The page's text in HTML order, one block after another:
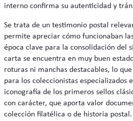
interno confirma su autenticidad y
Se trata de un testimonio postal
permite apreciar cómo funcionaban
época clave para la consolidación del
carta se encuentra en muy buen
roturas ni manchas destacables, lo
para los coleccionistas especializados
iconografía de los primeros sellos
con carácter, que aporta valor
colección filatélica o de historia postal.